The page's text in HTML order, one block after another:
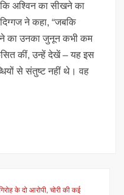
कि अश्विन का सीखने का
ने कहा, “जबकि
का उनका जुनून कभी कम
कीं, उन्हें देखें – यह इस
से संतुष्ट नहीं थे। वह
के दो आरोपी, चोरी की कई